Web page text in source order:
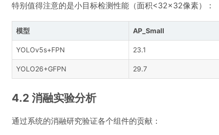
特别值得注意的是小目标检测性能（面积<32×32像素）：
模型 AP_Small
YOLOv5s+FPN 23.1
YOLO26+GFPN 29.7
4.2 消融实验分析
通过系统的消融研究验证各个组件的贡献：